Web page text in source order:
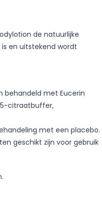
de natuurlijke
en uitstekend wordt
behandeld met Eucerin
citraatbuffer,
met een placebo.
geschikt zijn voor gebruik